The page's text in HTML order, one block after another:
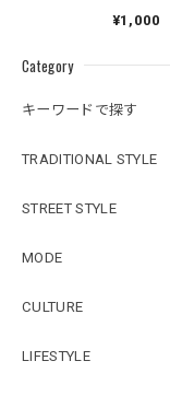
Category
キーワードで探す
TRADITIONAL STYLE
STREET STYLE
MODE
CULTURE
LIFESTYLE
¥1,000